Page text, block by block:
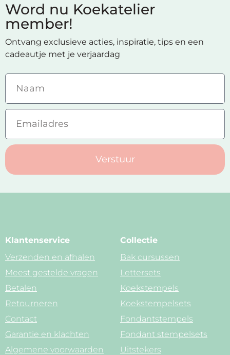
Word nu Koekatelier
member!
Ontvang exclusieve acties, inspiratie, tips en een
cadeautje met je verjaardag
Verstuur
Klantenservice
Verzenden en afhalen
Meest gestelde vragen
Betalen
Retourneren
Contact
Garantie en klachten
Algemene voorwaarden
Collectie
Bak cursussen
Lettersets
Koekstempels
Koekstempelsets
Fondantstempels
Fondant stempelsets
Uitstekers